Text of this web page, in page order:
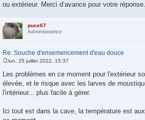
ou extérieur. Merci d’avance pour votre réponse.
puce67
Administratrice
Re: Souche d'ensemencement d'eau douce
s
s
a
g
lun. 25 juillet 2022, 15:37
Les problèmes en ce moment pour l'extérieur
élevée, et le risque avec les larves de
l'intérieur... plus facile à gérer.
Ici tout est dans la cave, la température est